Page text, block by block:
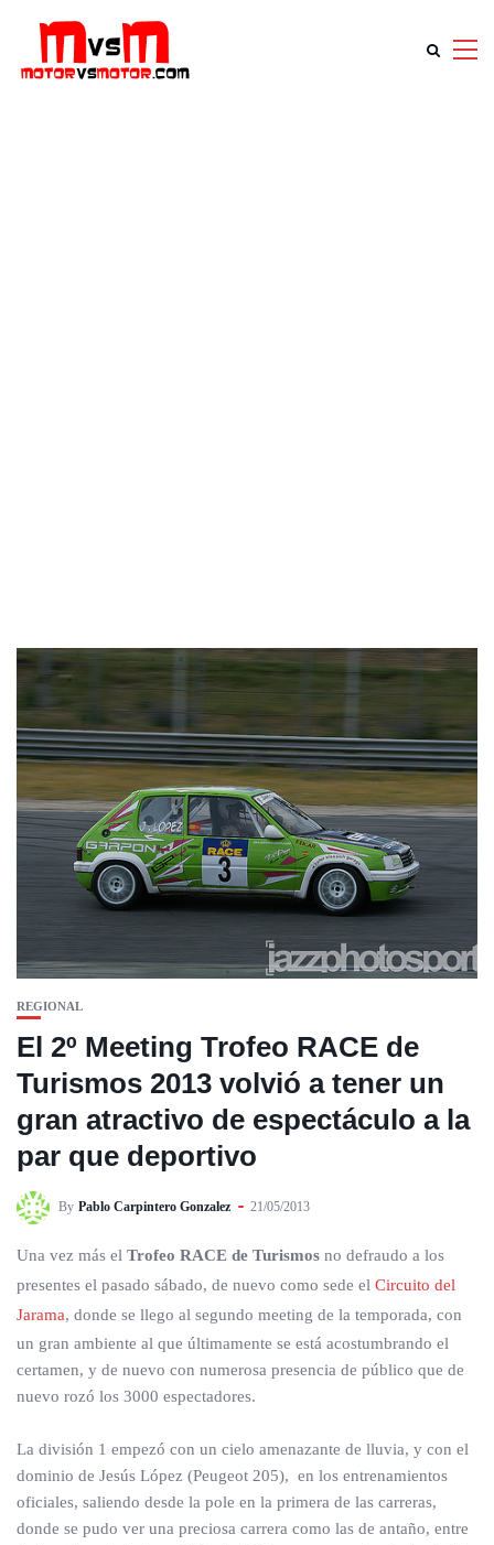
REGIONAL
El 2º Meeting Trofeo RACE de
Turismos 2013 volvió a tener un
gran atractivo de espectáculo a la
par que deportivo
By Pablo Carpintero Gonzalez 21/05/2013
Una vez más el Trofeo RACE de Turismos no defraudo a los
presentes el pasado sábado, de nuevo como sede el Circuito del
Jarama, donde se llego al segundo meeting de la temporada, con
un gran ambiente al que últimamente se está acostumbrando el
certamen, y de nuevo con numerosa presencia de público que de
nuevo rozó los 3000 espectadores.
La división 1 empezó con un cielo amenazante de lluvia, y con el
dominio de Jesús López (Peugeot 205), en los entrenamientos
oficiales, saliendo desde la pole en la primera de las carreras,
donde se pudo ver una preciosa carrera como las de antaño, entre